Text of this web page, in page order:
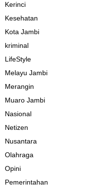
Kerinci
Kesehatan
Kota Jambi
kriminal
LifeStyle
Melayu Jambi
Merangin
Muaro Jambi
Nasional
Netizen
Nusantara
Olahraga
Opini
Pemerintahan